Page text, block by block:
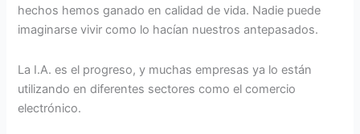
hechos hemos ganado en calidad de vida. Nadie puede
imaginarse vivir como lo hacían nuestros antepasados.
La I.A. es el progreso, y muchas empresas ya lo están
utilizando en diferentes sectores como el comercio
electrónico.